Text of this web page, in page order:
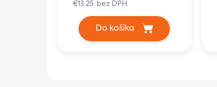
€13,25 bez DPH
Do košíka